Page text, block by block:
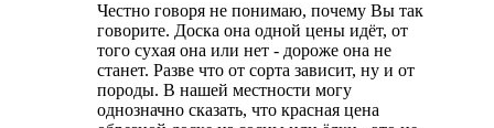
Честно говоря не понимаю, почему Вы так
говорите. Доска она одной цены идёт, от
того сухая она или нет - дороже она не
станет. Разве что от сорта зависит, ну и от
породы. В нашей местности могу
однозначно сказать, что красная цена